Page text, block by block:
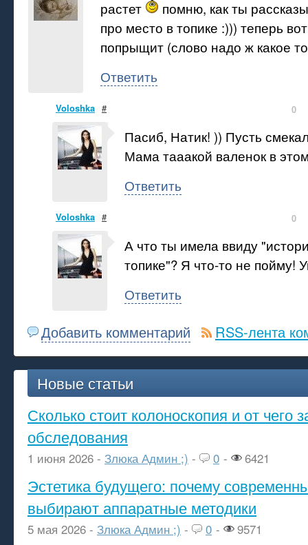
растет
помню, как ты
про место в топике :))) теперь
попрыщит (слово надо ж какое
Ответить
Voloshka # 0
Пасиб, Натик! )) Пусть
Мама тааакой валенок в
Ответить
Voloshka # 0
А что ты имела ввиду
топике"? Я что-то не пойму!
Ответить
Добавить комментарий RSS-лента
Новые статьи
Сколько стоит колоноскопия и от чего
обследования
1 июня 2026 - Злюка Админ ;) - 0 - 6421
Эстетика будущего: почему
выбирают аппаратные методики
5 мая 2026 - Злюка Админ ;) - 0 - 9571